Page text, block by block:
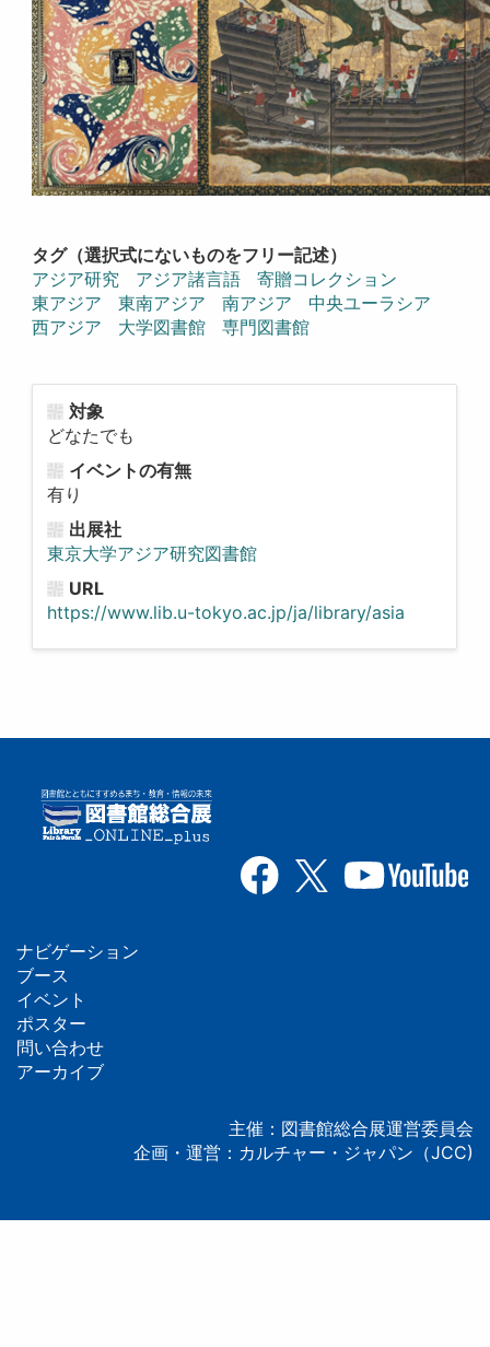
タグ（選択式にないものをフリー記述）
アジア研究
アジア諸言語
寄贈コレクション
東アジア
東南アジア 南アジア
中央ユーラシア
西アジア
大学図書館 専門図書館
対象
どなたでも
イベントの有無
有り
出展社
東京大学アジア研究図書館
URL
https://www.lib.u-tokyo.ac.jp/ja/library/asia
フ
ッ
タ
ナビゲーション
ブース
イベント
ポスター
問い合わせ
アーカイブ
主催：図書館総合展運営委員会
企画・運営：カルチャー・ジャパン（JCC)